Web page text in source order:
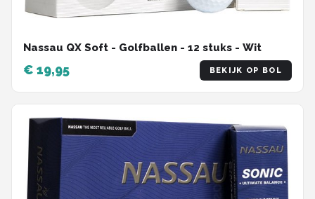
Nassau QX Soft - Golfballen - 12 stuks - Wit
€ 19,95 BEKIJK OP BOL